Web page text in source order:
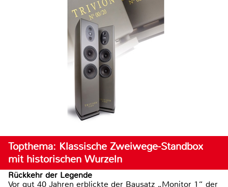
Topthema: Klassische Zweiwege-Standbox
mit historischen Wurzeln
Rückkehr der Legende
Vor gut 40 Jahren erblickte der Bausatz „Monitor 1“ der